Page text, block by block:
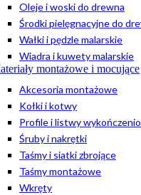
Oleje i woski do drewna
Środki pielęgnacyjne do
Wałki i pędzle malarskie
Wiadra i kuwety malarskie
montażowe i mocujące
Akcesoria montażowe
Kołki i kotwy
Profile i listwy
Śruby i nakrętki
Taśmy i siatki zbrojące
Taśmy montażowe
Wkręty